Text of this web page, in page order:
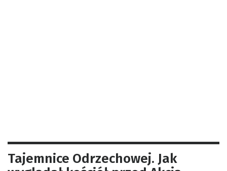
Tajemnice Odrzechowej. Jak